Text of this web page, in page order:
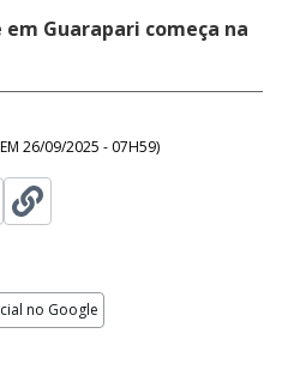
Guarapari começa na
26/09/2025 - 07H59)
no Google